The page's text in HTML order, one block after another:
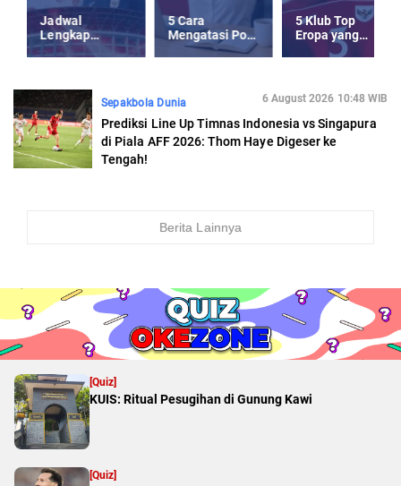
Jadwal
Lengkap
Timnas
2025
5 Cara
Mengatasi Post
Holiday-Blues
5 Klub Top
Eropa yang
Kepincut Jay
Sepakbola Dunia 6 August 2026 10:48 WIB
Prediksi Line Up Timnas Indonesia vs Singapura
di Piala AFF 2026: Thom Haye Digeser ke
Tengah!
Berita Lainnya